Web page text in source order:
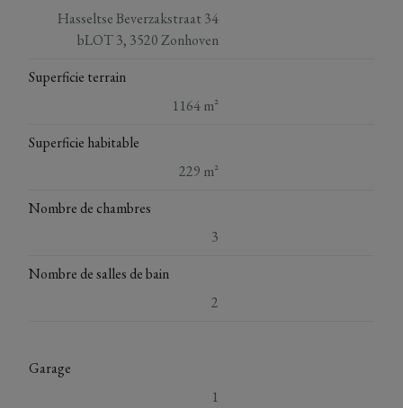
Hasseltse Beverzakstraat 34
bLOT 3, 3520 Zonhoven
Superficie terrain
1164 m²
Superficie habitable
229 m²
Nombre de chambres
3
Nombre de salles de bain
2
Garage
1